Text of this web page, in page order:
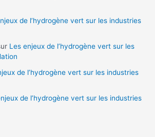
de l’hydrogène vert sur les industries
Les enjeux de l’hydrogène vert sur les
de l’hydrogène vert sur les industries
de l’hydrogène vert sur les industries